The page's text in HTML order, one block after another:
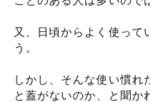
又、日頃からよく使って
う。
しかし、そんな使い慣れ
と蓋がないのか、と聞か